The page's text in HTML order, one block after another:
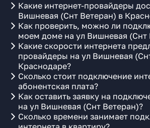
Какие интернет-провайдеры
Вишневая (Снт Ветеран) в
Как проверить, можно ли
моем доме на ул Вишневая (Снт
Какие скорости интернета
провайдеры на ул Вишневая
Краснодаре?
Сколько стоит подключение
абонентская плата?
Как оставить заявку на
на ул Вишневая (Снт Ветеран)?
Сколько времени занимает